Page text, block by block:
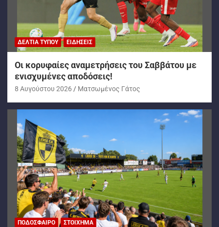
ΔΕΛΤΊΑ ΤΎΠΟΥ ΕΙΔΉΣΕΙΣ
Oι κορυφαίες αναμετρήσεις του Σαββάτου με
ενισχυμένες αποδόσεις!
8 Αυγούστου 2026 Ματσωμένος Γάτος
ΠΟΔΌΣΦΑΙΡΟ ΣΤΟΊΧΗΜΑ